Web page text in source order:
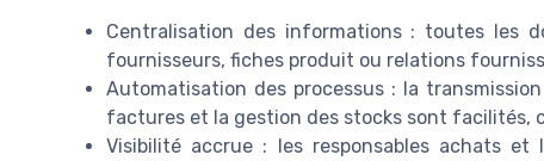
Centralisation des informations : toutes les
fournisseurs, fiches produit ou relations
Automatisation des processus : la
factures et la gestion des stocks sont facilités,
Visibilité accrue : les responsables achats